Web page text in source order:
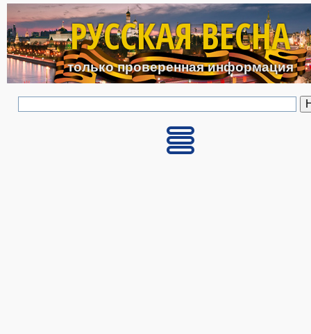
Перейти к основному
РУССКАЯ ВЕСНА
только проверенная информация